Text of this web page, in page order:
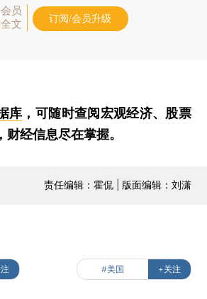
员
文
订阅/会员升级
库 ，可随时查阅宏观经济、股票
经信息尽在掌握。
责任编辑：霍侃 | 版面编辑：刘潇
#美国 +关注